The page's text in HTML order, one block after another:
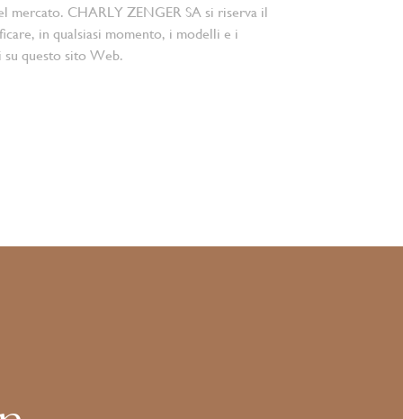
mercato. CHARLY ZENGER SA si riserva il
in qualsiasi momento, i modelli e i
su questo sito Web.